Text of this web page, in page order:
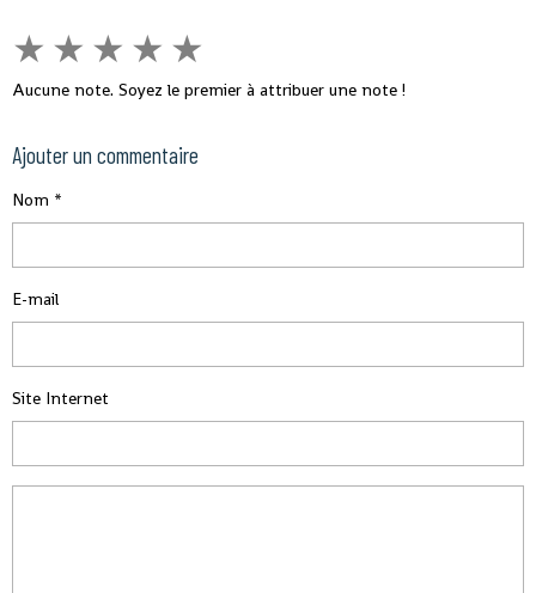
★ ★ ★ ★ ★
Aucune note. Soyez le premier à attribuer une note !
Ajouter un commentaire
Nom
E-mail
Site Internet